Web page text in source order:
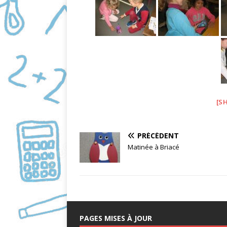
PRÉCÉDENT
Matinée à Briacé
PAGES MISES À JOUR